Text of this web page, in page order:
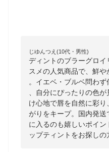
じゆんつえ(10代・男性)
ディントのブラーグロ
スメの人気商品で、鮮
。イエベ・ブルベ問わ
、自分にぴったりの色
け心地で唇を自然に彩
がりをキープ。国内発
に入るのも嬉しいポイ
ップティントをお探しの